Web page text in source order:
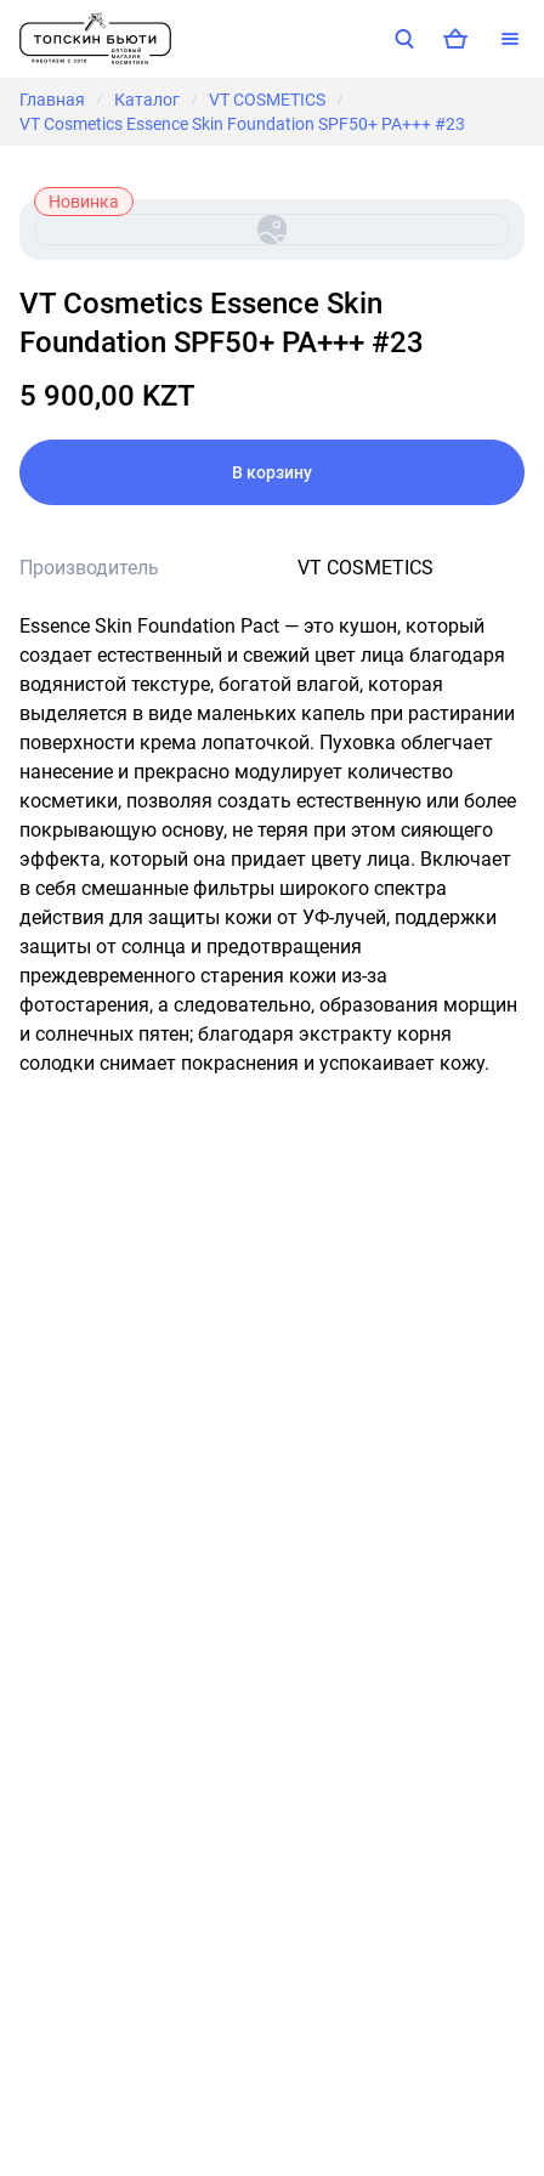
Главная / Каталог / VT COSMETICS /
VT Cosmetics Essence Skin Foundation SPF50+ PA+++ #23
Новинка
VT Cosmetics Essence Skin
Foundation SPF50+ PA+++ #23
5 900,00 KZT
В корзину
Производитель VT COSMETICS
Essence Skin Foundation Pact — это кушон, который
создает естественный и свежий цвет лица благодаря
водянистой текстуре, богатой влагой, которая
выделяется в виде маленьких капель при растирании
поверхности крема лопаточкой. Пуховка облегчает
нанесение и прекрасно модулирует количество
косметики, позволяя создать естественную или более
покрывающую основу, не теряя при этом сияющего
эффекта, который она придает цвету лица. Включает
в себя смешанные фильтры широкого спектра
действия для защиты кожи от УФ-лучей, поддержки
защиты от солнца и предотвращения
преждевременного старения кожи из-за
фотостарения, а следовательно, образования морщин
и солнечных пятен; благодаря экстракту корня
солодки снимает покраснения и успокаивает кожу.